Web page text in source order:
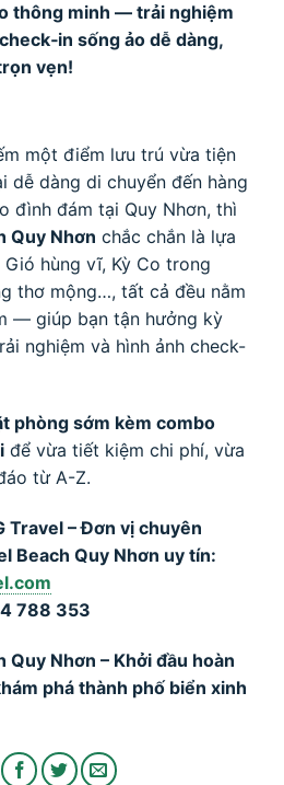
thông minh — trải nghiệm
sống ảo dễ dàng,
vẹn!
một điểm lưu trú vừa tiện
dễ dàng di chuyển đến hàng
đình đám tại Quy Nhơn, thì
Quy Nhơn chắc chắn là lựa
hùng vĩ, Kỳ Co trong
thơ mộng…, tất cả đều nằm
— giúp bạn tận hưởng kỳ
nghiệm và hình ảnh check-
phòng sớm kèm combo
để vừa tiết kiệm chi phí, vừa
từ A-Z.
Travel – Đơn vị chuyên
Beach Quy Nhơn uy tín:
788 353
Quy Nhơn – Khởi đầu hoàn
phá thành phố biển xinh